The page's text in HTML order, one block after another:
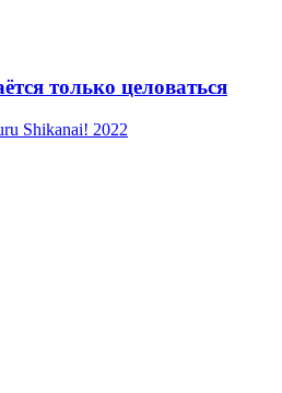
только целоваться
Shikanai! 2022